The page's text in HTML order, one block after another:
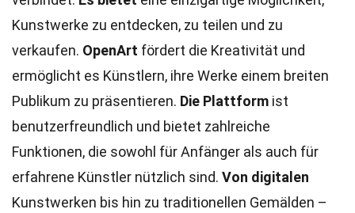
Kunstwerke zu entdecken, zu teilen und zu
verkaufen. OpenArt fördert die Kreativität und
ermöglicht es Künstlern, ihre Werke einem breiten
Publikum zu präsentieren. Die Plattform ist
benutzerfreundlich und bietet zahlreiche
Funktionen, die sowohl für Anfänger als auch für
erfahrene Künstler nützlich sind. Von digitalen
Kunstwerken bis hin zu traditionellen Gemälden –